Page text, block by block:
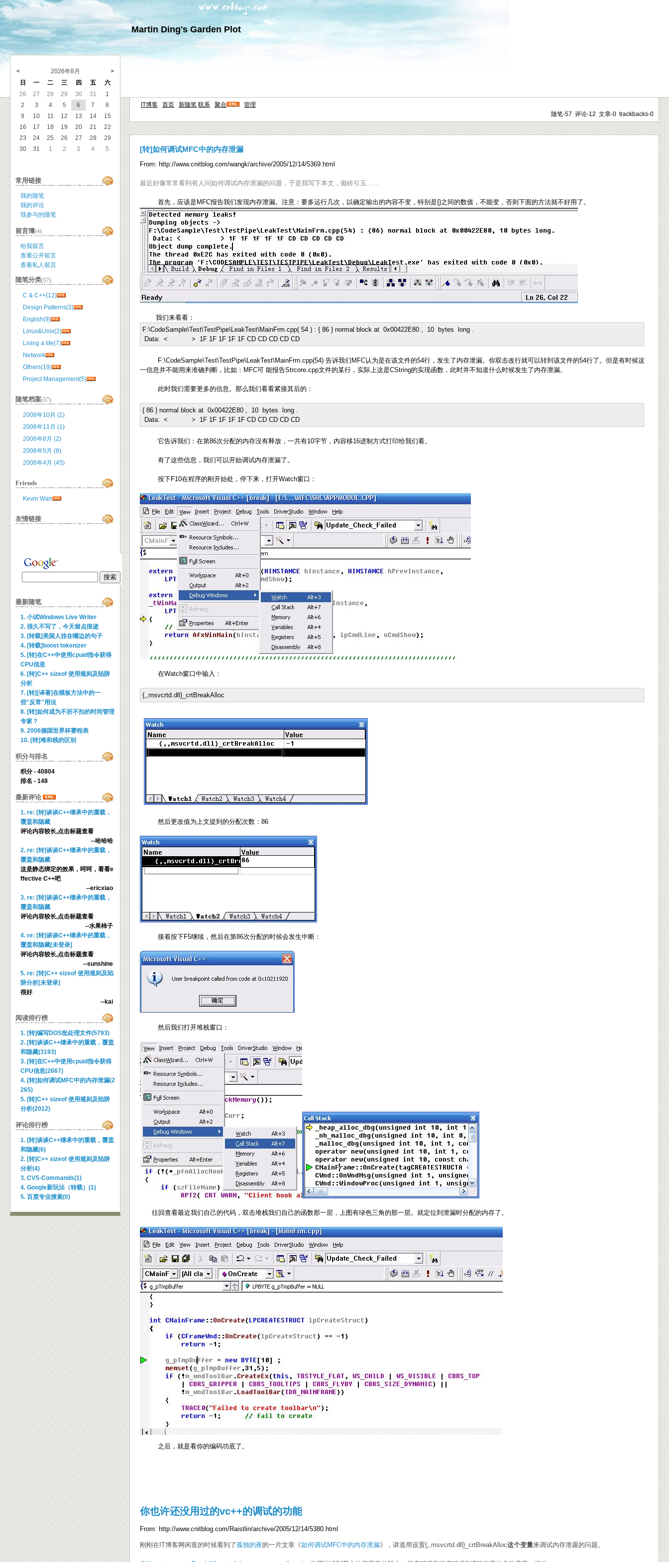
Martin Ding's Garden Plot
IT博客 首页 新随笔 联系 聚合
管理
随笔-57 评论-12 文章-0 trackbacks-0
[转]如何调试MFC中的内存泄漏
From: http://www.cnitblog.com/wangk/archive/2005/12/14/5369.html
最近好像常常看到有人问如何调试内存泄漏的问题，于是我写下本文，抛砖引玉……
首先，应该是MFC报告我们发现内存泄漏。注意：要多运行几次，以确定输出的内容不变，特别是{}之间的数值，不能变，否则下面的方法就不好用了。
我们来看看：
F:\CodeSample\Test\TestPipe\LeakTest\MainFrm.cpp( 54 ) : { 86 } normal block at 0x00422E80 , 10 bytes long .
Data: < > 1F 1F 1F 1F 1F CD CD CD CD CD
F:\CodeSample\Test\TestPipe\LeakTest\MainFrm.cpp(54) 告诉我们MFC认为是在该文件的54行，发生了内存泄漏。你双击改行就可以转到该文件的54行了。但是有时候这
一信息并不能用来准确判断，比如：MFC可 能报告Strcore.cpp文件的某行，实际上这是CString的实现函数，此时并不知道什么时候发生了内存泄漏。
此时我们需要更多的信息。那么我们看看紧接其后的：
{ 86 } normal block at 0x00422E80 , 10 bytes long .
Data: < > 1F 1F 1F 1F 1F CD CD CD CD CD
它告诉我们：在第86次分配的内存没有释放，一共有10字节，内容移16进制方式打印给我们看。
有了这些信息，我们可以开始调试内存泄漏了。
按下F10在程序的刚开始处，停下来，打开Watch窗口：
在Watch窗口中输入：
{,,msvcrtd.dll}_crtBreakAlloc
然后更改值为上文提到的分配次数：86
接着按下F5继续，然后在第86次分配的时候会发生中断：
然后我们打开堆栈窗口：
往回查看最近我们自己的代码，双击堆栈我们自己的函数那一层，上图有绿色三角的那一层。就定位到泄漏时分配的内存了。
之后，就是看你的编码功底了。
你也许还没用过的vc++的调试的功能
From: http://www.cnitblog.com/Raistlin/archive/2005/12/14/5380.html
刚刚在IT博客网闲逛的时候看到了孤独的夜的一片文章《如何调试MFC中的内存泄漏》，讲道用设置{,,msvcrtd.dll}_crtBreakAlloc这个变量来调试内存泄露的问题。
< 2026年8月
>
日
一 二 三 四 五
六
26
27 28 29 30 31
1
2
3 4 5 6 7
8
9
10 11 12 13 14
15
16
17 18 19 20 21
22
23
24 25 26 27 28
29
30
31 1 2 3 4 5
常用链接
我的随笔
我的评论
我参与的随笔
留言簿(4)
给我留言
查看公开留言
查看私人留言
随笔分类(57)
C & C++(12)
Design Patterns(3)
English(9)
Linux&Unix(2)
Living a life(7)
Network
Others(19)
Project Management(5)
随笔档案(57)
2008年10月 (1)
2006年11月 (1)
2006年8月 (2)
2006年5月 (8)
2006年4月 (45)
Friends
Kevin Wan
友情链接
最新随笔
1. 小试Windows Live Writer
2. 很久不写了，今天留点痕迹
3. [转载]美国人挂在嘴边的句子
4. [转载]boost tokenizer
5. [转]在C++中使用cpuid指令获得
CPU信息
6. [转]C++ sizeof 使用规则及陷阱
分析
7. [转][译著]在模板方法中的一
些"反常"用法
8. [转]如何成为不折不扣的时间管理
专家？
9. 2006德国世界杯赛程表
10. [转]堆和栈的区别
积分与排名
积分 - 40804
排名 - 148
最新评论
1. re: [转]谈谈C++继承中的重载，
覆盖和隐藏
评论内容较长,点击标题查看
--哈哈哈
2. re: [转]谈谈C++继承中的重载，
覆盖和隐藏
这是静态绑定的效果，呵呵，看看e
ffective C++吧
--ericxiao
3. re: [转]谈谈C++继承中的重载，
覆盖和隐藏
评论内容较长,点击标题查看
--水果柿子
4. re: [转]谈谈C++继承中的重载，
覆盖和隐藏[未登录]
评论内容较长,点击标题查看
--sunshine
5. re: [转]C++ sizeof 使用规则及陷
阱分析[未登录]
很好
--kai
阅读排行榜
1. [转]编写DOS批处理文件(5793)
2. [转]谈谈C++继承中的重载，覆盖
和隐藏(3193)
3. [转]在C++中使用cpuid指令获得
CPU信息(2667)
4. [转]如何调试MFC中的内存泄漏(2
265)
5. [转]C++ sizeof 使用规则及陷阱
分析(2012)
评论排行榜
1. [转]谈谈C++继承中的重载，覆盖
和隐藏(6)
2. [转]C++ sizeof 使用规则及陷阱
分析(4)
3. CVS-Commands(1)
4. Google新玩法（转载）(1)
5. 百度专业搜索(0)